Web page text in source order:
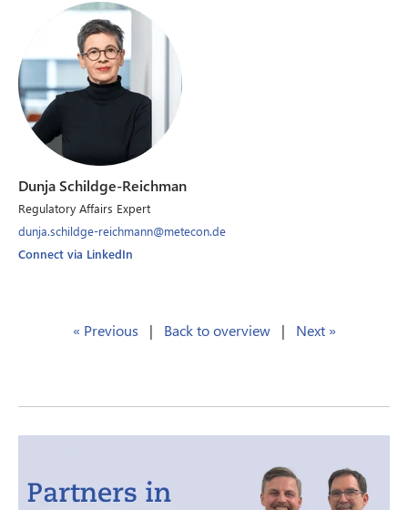
Dunja Schildge-Reichman
Regulatory Affairs Expert
dunja.schildge-reichmann@metecon.de
Connect via LinkedIn
« Previous | Back to overview | Next »